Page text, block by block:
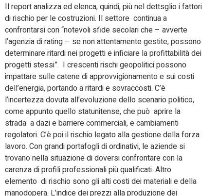
Il report analizza ed elenca, quindi, più nel dettsglio i fattori
di rischio per le costruzioni. Il settore continua a
confrontarsi con “notevoli sfide secolari che – avverte
l’agenzia di rating – se non attentamente gestite, possono
determinare ritardi nei progetti e inficiare la profittabilità dei
progetti stessi”. I crescenti rischi geopolitici possono
impattare sulle catene di approvvigionamento e sui costi
dell’energia, portando a ritardi e sovraccosti. C’è
l’incertezza dovuta all’evoluzione dello scenario politico,
come appunto quello statunitense, che può aprire la
strada a dazi e barriere commerciali, e cambiamenti
regolatori. C’è poi il rischio legato alla gestione della forza
lavoro. Con grandi portafogli di ordinativi, le aziende si
trovano nella situazione di doversi confrontare con la
carenza di profili professionali più qualificati. Altro
elemento di rischio sono gli alti costi dei materiali e della
manodopera. L’indice dei prezzi alla produzione dei